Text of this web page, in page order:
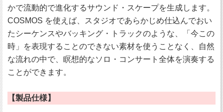
かで流動的で進化するサウンド・スケープを生成します。
COSMOS を使えば、スタジオであらかじめ仕込んでおい
たシーケンスやバッキング・トラックのような、「今この
時」を表現することのできない素材を使うことなく、自然
な流れの中で、瞑想的なソロ・コンサート全体を演奏する
ことができます。
【製品仕様】